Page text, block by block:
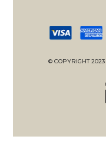
© COPYRIGHT